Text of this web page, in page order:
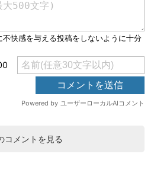
コメントを見る